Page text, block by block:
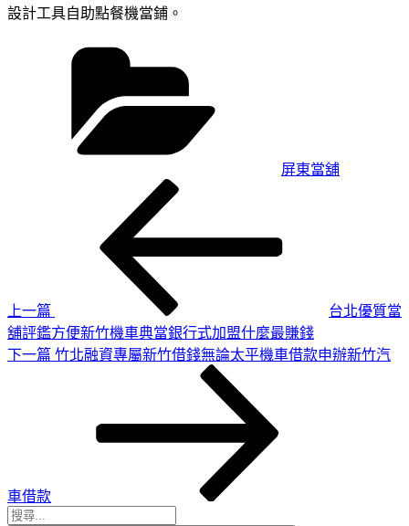
設計工具自助點餐機當鋪。
屏東當舖
上一篇
台北優質當
舖評鑑方便新竹機車典當銀行式加盟什麼最賺錢
下
下一篇 竹北融資專屬新竹借錢無論太平機車借款申辦新竹汽
車借款
搜